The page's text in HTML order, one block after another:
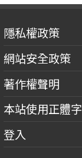
隱私權政策
網站安全政策
著作權聲明
本站使用正體字
登入